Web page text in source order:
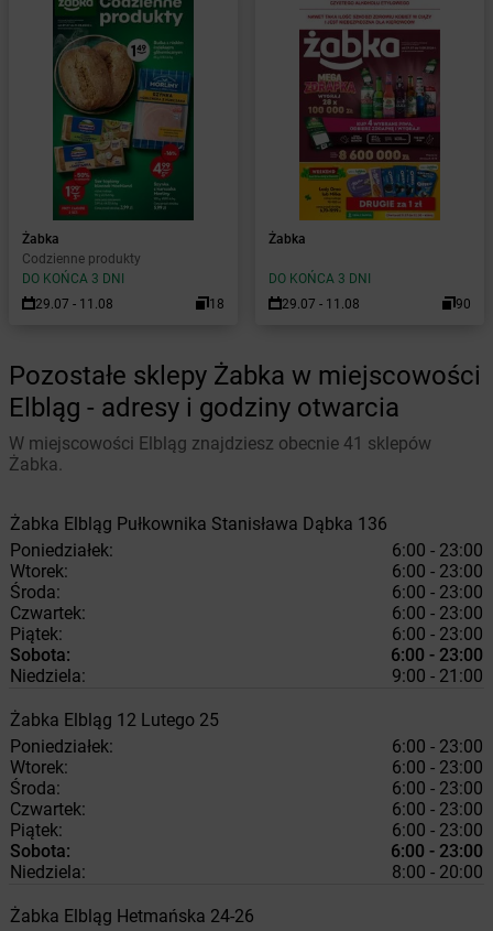
Żabka
Codzienne produkty
DO KOŃCA 3 DNI
29.07 - 11.08
18
Żabka
DO KOŃCA 3 DNI
29.07 - 11.08
90
Pozostałe sklepy Żabka w miejscowości
Elbląg - adresy i godziny otwarcia
W miejscowości Elbląg znajdziesz obecnie 41 sklepów
Żabka.
Żabka Elbląg Pułkownika Stanisława Dąbka 136
Poniedziałek:
6:00 - 23:00
Wtorek:
6:00 - 23:00
Środa:
6:00 - 23:00
Czwartek:
6:00 - 23:00
Piątek:
6:00 - 23:00
Sobota:
6:00 - 23:00
Niedziela:
9:00 - 21:00
Żabka Elbląg 12 Lutego 25
Poniedziałek:
6:00 - 23:00
Wtorek:
6:00 - 23:00
Środa:
6:00 - 23:00
Czwartek:
6:00 - 23:00
Piątek:
6:00 - 23:00
Sobota:
6:00 - 23:00
Niedziela:
8:00 - 20:00
Żabka Elbląg Hetmańska 24-26